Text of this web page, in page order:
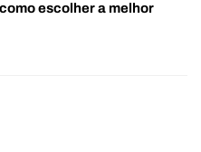
escolher a melhor